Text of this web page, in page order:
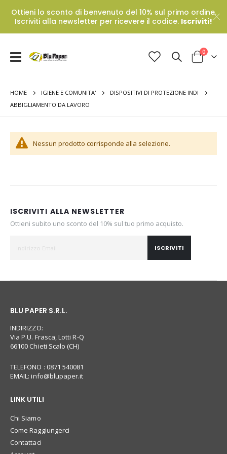
Ottieni lo sconto di benvenuto del 10% sul primo ordine.
Iscriviti alla newsletter per ricevere il codice. Iscriviti!
Toggle
Cart
0Prodotti
HOME IGIENE E COMUNITA'
DISPOSITIVI DI PROTEZIONE INDI
ABBIGLIAMENTO DA LAVORO
Nessun prodotto corrisponde alla selezione.
ISCRIVITI ALLA NEWSLETTER
Ottieni subito uno sconto del 10% sul tuo primo acquisto.
ISCRIVITI
BLU PAPER S.R.L.
INDIRIZZO:
Via P.U. Frasca, Lotti R-Q
66100 Chieti Scalo (CH)
TELEFONO : 0871 540081
EMAIL:info@blupaper.it
LINK UTILI
Chi Siamo
Come Raggiungerci
Contattaci